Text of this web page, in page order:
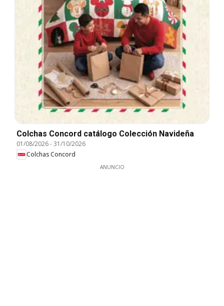
Colchas Concord catálogo Colección Navideña
01/08/2026-31/10/2026
Colchas Concord
ANUNCIO